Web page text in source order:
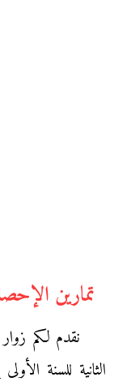
تمارين الإحصاء السلسلة
نقدم لكم
الثانية للسنة